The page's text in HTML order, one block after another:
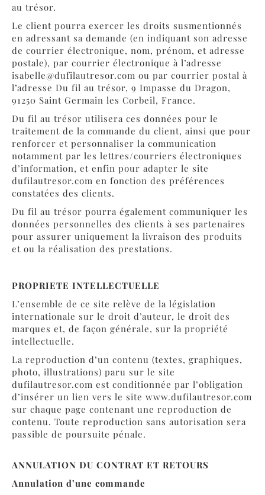
au trésor.
Le client pourra exercer les droits susmentionnés
en adressant sa demande (en indiquant son adresse
de courrier électronique, nom, prénom, et adresse
postale), par courrier électronique à l’adresse
isabelle@dufilautresor.com ou par courrier postal à
l’adresse Du fil au trésor, 9 Impasse du Dragon,
91250 Saint Germain les Corbeil, France.
Du fil au trésor utilisera ces données pour le
traitement de la commande du client, ainsi que pour
renforcer et personnaliser la communication
notamment par les lettres/courriers électroniques
d’information, et enfin pour adapter le site
dufilautresor.com en fonction des préférences
constatées des clients.
Du fil au trésor pourra également communiquer les
données personnelles des clients à ses partenaires
pour assurer uniquement la livraison des produits
et ou la réalisation des prestations.
PROPRIETE INTELLECTUELLE
L’ensemble de ce site relève de la législation
internationale sur le droit d’auteur, le droit des
marques et, de façon générale, sur la propriété
intellectuelle.
La reproduction d’un contenu (textes, graphiques,
photo, illustrations) paru sur le site
dufilautresor.com est conditionnée par l’obligation
d’insérer un lien vers le site www.dufilautresor.com
sur chaque page contenant une reproduction de
contenu. Toute reproduction sans autorisation sera
passible de poursuite pénale.
ANNULATION DU CONTRAT ET RETOURS
Annulation d’une commande